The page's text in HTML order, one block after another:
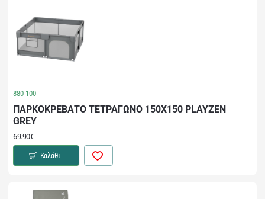
880-100
ΠΑΡΚΟΚΡΕΒΑΤΟ ΤΕΤΡΑΓΩΝΟ 150Χ150 PLAYZEN
GREY
69.90€
Καλάθι